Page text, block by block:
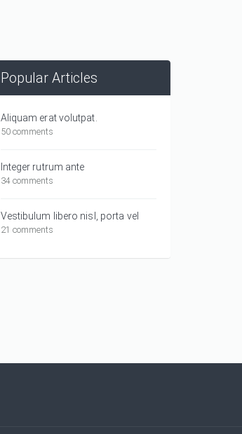
Popular Articles
Aliquam erat volutpat.
50 comments
Integer rutrum ante
34 comments
Vestibulum libero nisl, porta vel
21 comments